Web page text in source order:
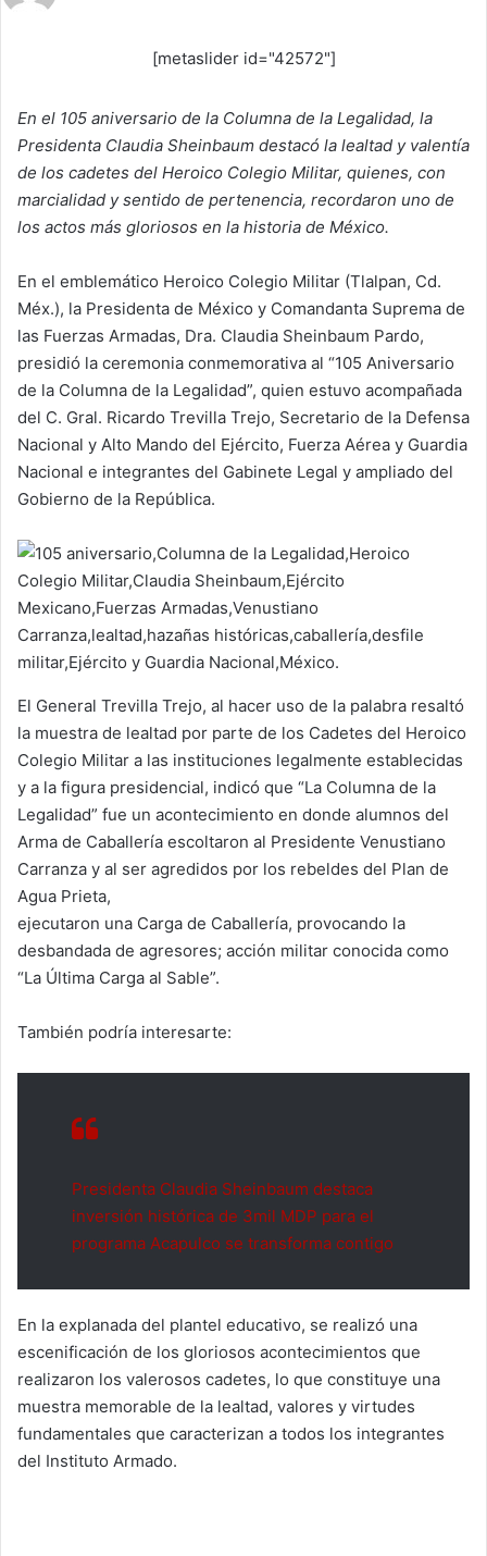
[metaslider id="42572"]
En el 105 aniversario de la Columna de la Legalidad, la
Presidenta Claudia Sheinbaum destacó la lealtad y valentía
de los cadetes del Heroico Colegio Militar, quienes, con
marcialidad y sentido de pertenencia, recordaron uno de
los actos más gloriosos en la historia de México.
En el emblemático Heroico Colegio Militar (Tlalpan, Cd.
Méx.), la Presidenta de México y Comandanta Suprema de
las Fuerzas Armadas, Dra. Claudia Sheinbaum Pardo,
presidió la ceremonia conmemorativa al “105 Aniversario
de la Columna de la Legalidad”, quien estuvo acompañada
del C. Gral. Ricardo Trevilla Trejo, Secretario de la Defensa
Nacional y Alto Mando del Ejército, Fuerza Aérea y Guardia
Nacional e integrantes del Gabinete Legal y ampliado del
Gobierno de la República.
El General Trevilla Trejo, al hacer uso de la palabra resaltó
la muestra de lealtad por parte de los Cadetes del Heroico
Colegio Militar a las instituciones legalmente establecidas
y a la figura presidencial, indicó que “La Columna de la
Legalidad” fue un acontecimiento en donde alumnos del
Arma de Caballería escoltaron al Presidente Venustiano
Carranza y al ser agredidos por los rebeldes del Plan de
Agua Prieta,
ejecutaron una Carga de Caballería, provocando la
desbandada de agresores; acción militar conocida como
“La Última Carga al Sable”.
También podría interesarte:
Presidenta Claudia Sheinbaum destaca
inversión histórica de 3mil MDP para el
programa Acapulco se transforma contigo
En la explanada del plantel educativo, se realizó una
escenificación de los gloriosos acontecimientos que
realizaron los valerosos cadetes, lo que constituye una
muestra memorable de la lealtad, valores y virtudes
fundamentales que caracterizan a todos los integrantes
del Instituto Armado.